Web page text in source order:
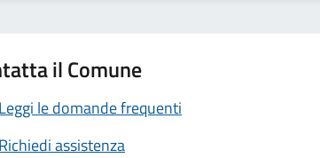
il Comune
le domande frequenti
assistenza